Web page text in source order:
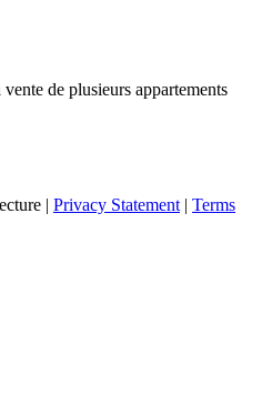
de plusieurs appartements
| Privacy Statement | Terms